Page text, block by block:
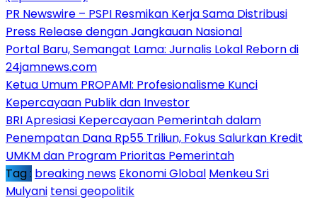
PR Newswire – PSPI Resmikan Kerja Sama Distribusi
Press Release dengan Jangkauan Nasional
Portal Baru, Semangat Lama: Jurnalis Lokal Reborn di
24jamnews.com
Ketua Umum PROPAMI: Profesionalisme Kunci
Kepercayaan Publik dan Investor
BRI Apresiasi Kepercayaan Pemerintah dalam
Penempatan Dana Rp55 Triliun, Fokus Salurkan Kredit
UMKM dan Program Prioritas Pemerintah
Tag : breaking news Ekonomi Global Menkeu Sri
Mulyani tensi geopolitik